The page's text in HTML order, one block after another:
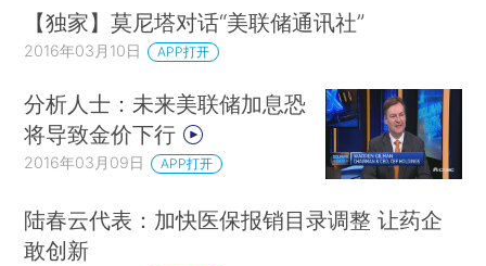
【独家】莫尼塔对话“美联储通讯社”
2016年03月10日 APP打开
分析人士：未来美联储加息恐
将导致金价下行
2016年03月09日 APP打开
陆春云代表：加快医保报销目录调整 让药企
敢创新